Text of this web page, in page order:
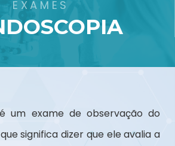
EXAMES
um exame de observação do
significa dizer que ele avalia a